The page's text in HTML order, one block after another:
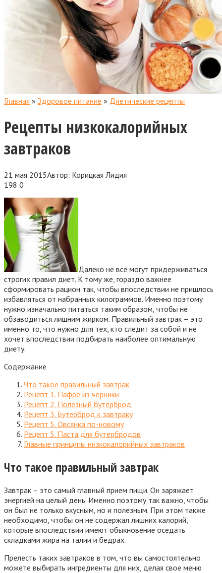
Главная » Здоровое питание » Диетические рецепты
Рецепты низкокалорийных
завтраков
21 мая 2015Автор: Корицкая Лидия
198 0
Далеко не все могут придерживаться
строгих правил диет. К тому же, гораздо важнее
сформировать рацион так, чтобы впоследствии не пришлось
избавляться от набранных килограммов. Именно поэтому
нужно изначально питаться таким образом, чтобы не
обзаводиться лишним жирком. Правильный завтрак – это
именно то, что нужно для тех, кто следит за собой и не
хочет впоследствии подбирать наиболее оптимальную
диету.
Содержание
Что такое правильный завтрак
Рецепт 1. Пафре из черники
Рецепт 2. Полезный бутерброд
Рецепт 3. Бутерброд к завтраку
Рецепт 5. Овсянка по-новому
Рецепт 5. Паста для бутербродов
Главные принципы низкокалорийных завтраков
Что такое правильный завтрак
Завтрак – это самый главный прием пищи. Он заряжает
энергией на целый день. Именно поэтому так важно, чтобы
он был не только вкусным, но и полезным. При этом также
необходимо, чтобы он не содержал лишних калорий,
которые впоследствии имеют обыкновение оседать
складками жира на талии и бедрах.
Прелесть таких завтраков в том, что вы самостоятельно
можете выбирать ингредиенты для них, делая свое меню